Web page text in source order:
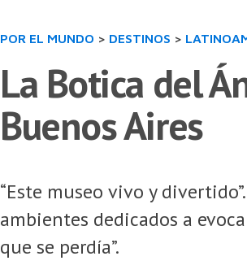
POR EL MUNDO > DESTINOS >
La Botica del
Buenos Aires
“Este museo vivo y
ambientes dedicados a
que se perdía”.